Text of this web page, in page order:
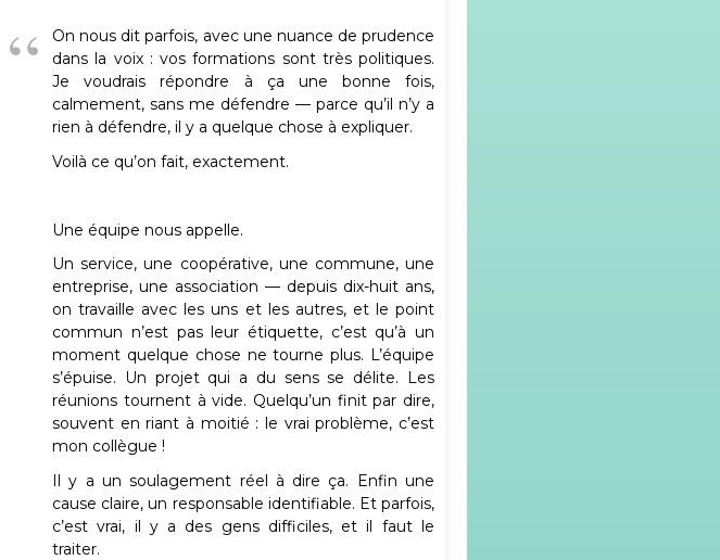
On nous dit parfois, avec une nuance de prudence
dans la voix : vos formations sont très politiques.
Je voudrais répondre à ça une bonne fois,
calmement, sans me défendre — parce qu’il n’y a
rien à défendre, il y a quelque chose à expliquer.
Voilà ce qu’on fait, exactement.
Une équipe nous appelle.
Un service, une coopérative, une commune, une
entreprise, une association — depuis dix-huit ans,
on travaille avec les uns et les autres, et le point
commun n’est pas leur étiquette, c’est qu’à un
moment quelque chose ne tourne plus. L’équipe
s’épuise. Un projet qui a du sens se délite. Les
réunions tournent à vide. Quelqu’un finit par dire,
souvent en riant à moitié : le vrai problème, c’est
mon collègue !
Il y a un soulagement réel à dire ça. Enfin une
cause claire, un responsable identifiable. Et parfois,
c’est vrai, il y a des gens difficiles, et il faut le
traiter.